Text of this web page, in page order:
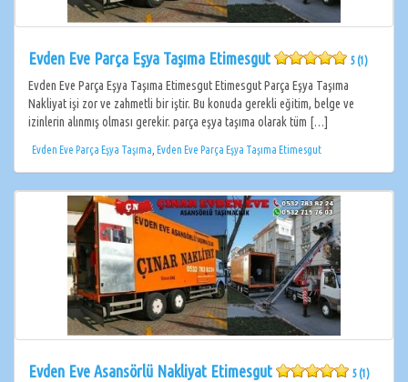
Evden Eve Parça Eşya Taşıma Etimesgut 5 (1)
Evden Eve Parça Eşya Taşıma Etimesgut Etimesgut Parça Eşya Taşıma
Nakliyat işi zor ve zahmetli bir iştir. Bu konuda gerekli eğitim, belge ve
izinlerin alınmış olması gerekir. parça eşya taşıma olarak tüm […]
Evden Eve Parça Eşya Taşıma Evden Eve Parça Eşya Taşıma Etimesgut
Evden Eve Asansörlü Nakliyat Etimesgut 5 (1)